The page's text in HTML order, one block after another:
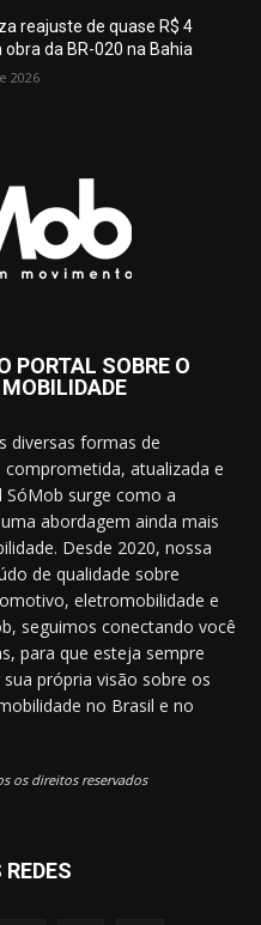
reajuste de quase R$ 4
da BR-020 na Bahia
2026
PORTAL SOBRE O
diversas formas de
atualizada e
surge como a
abordagem ainda mais
Desde 2020, nossa
de qualidade sobre
eletromobilidade e
seguimos conectando você
para que esteja sempre
própria visão sobre os
no Brasil e no
os direitos reservados